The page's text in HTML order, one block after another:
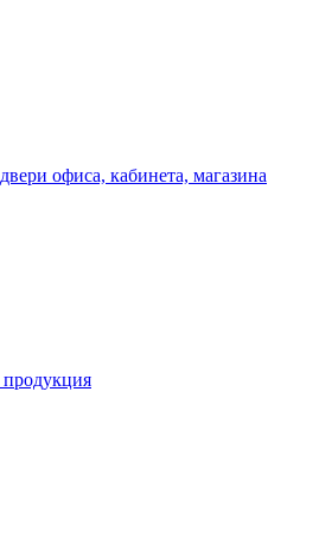
офиса, кабинета, магазина